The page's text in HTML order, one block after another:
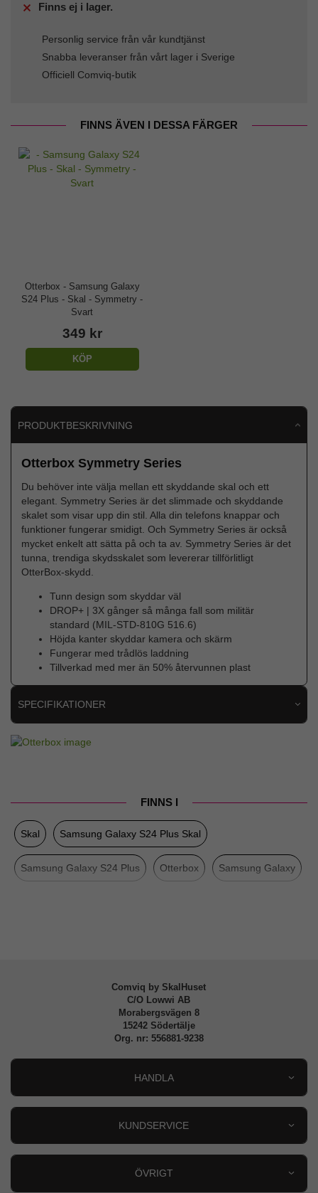
Finns ej i lager.
Personlig service från vår kundtjänst
Snabba leveranser från vårt lager i Sverige
Officiell Comviq-butik
FINNS ÄVEN I DESSA FÄRGER
Otterbox - Samsung Galaxy
S24 Plus - Skal - Symmetry -
Svart
349 kr
KÖP
PRODUKTBESKRIVNING
Otterbox Symmetry Series
Du behöver inte välja mellan ett skyddande skal och ett
elegant. Symmetry Series är det slimmade och skyddande
skalet som visar upp din stil. Alla din telefons knappar och
funktioner fungerar smidigt. Och Symmetry Series är också
mycket enkelt att sätta på och ta av. Symmetry Series är det
tunna, trendiga skydsskalet som levererar tillförlitligt
OtterBox-skydd.
Tunn design som skyddar väl
DROP+ | 3X gånger så många fall som militär
standard (MIL-STD-810G 516.6)
Höjda kanter skyddar kamera och skärm
Fungerar med trådlös laddning
Tillverkad med mer än 50% återvunnen plast
SPECIFIKATIONER
Färg
Hårdplast (PC), Mjukplast (TPU)
FINNS I
Skal Samsung Galaxy S24 Plus Skal
Samsung Galaxy S24 Plus Otterbox Samsung Galaxy
Comviq by SkalHuset
C/O Lowwi AB
Morabergsvägen 8
15242 Södertälje
Org. nr: 556881-9238
HANDLA
KUNDSERVICE
ÖVRIGT